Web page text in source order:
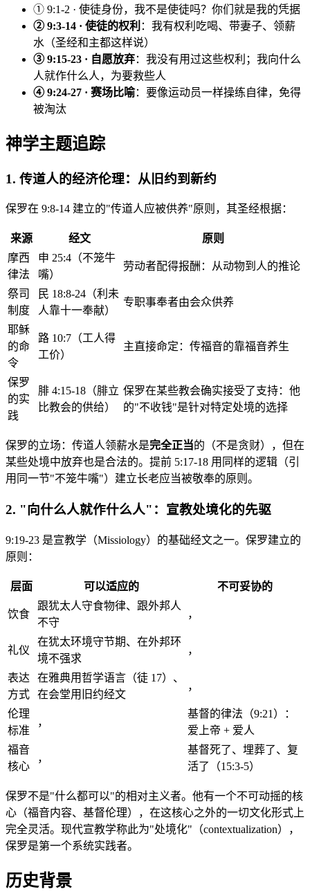
① 9:1-2 · 使徒身份，我不是使徒吗？你们就是我的凭据
② 9:3-14 · 使徒的权利 ：我有权利吃喝、带妻子、领薪
水（圣经和主都这样说）
③ 9:15-23 · 自愿放弃：我没有用过这些权利；我向什么
人就作什么人，为要救些人
④ 9:24-27 · 赛场比喻：要像运动员一样操练自律，免得
被淘汰
神学主题追踪
1. 传道人的经济伦理：从旧约到新约
保罗在 9:8-14 建立的"传道人应被供养"原则，其圣经根据：
来源 经文
原则
摩西
律法
申 25:4（不笼牛
嘴）
劳动者配得报酬：从动物到人的推论
祭司
制度
民 18:8-24（利未
人靠十一奉献）
专职事奉者由会众供养
耶稣
的命
令
路 10:7（工人得
工价）
主直接命定：传福音的靠福音养生
保罗
的实
践
腓 4:15-18（腓立
比教会的供给）
保罗在某些教会确实接受了支持：他
的"不收钱"是针对特定处境的选择
保罗的立场：传道人领薪水是完全正当的（不是贪财），但在
某些处境中放弃也是合法的。提前 5:17-18 用同样的逻辑（引
用同一节"不笼牛嘴"）建立长老应当被敬奉的原则。
2. "向什么人就作什么人"：宣教处境化的先驱
9:19-23 是宣教学（Missiology）的基础经文之一。保罗建立的
原则：
层面 可以适应的 不可妥协的
饮食
跟犹太人守食物律、跟外邦人
不守
，
礼仪
在犹太环境守节期、在外邦环
境不强求
，
表达
方式
在雅典用哲学语言（徒 17）、
在会堂用旧约经文
，
伦理
标准
，
基督的律法（9:21）：
爱上帝 + 爱人
福音
核心
，
基督死了、埋葬了、复
活了（15:3-5）
保罗不是"什么都可以"的相对主义者。他有一个不可动摇的核
心（福音内容、基督伦理），在这核心之外的一切文化形式上
完全灵活。现代宣教学称此为"处境化"（contextualization），
保罗是第一个系统实践者。
历史背景